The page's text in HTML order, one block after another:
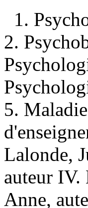
1.
2.
5.
Lalonde,
auteur IV.
Anne,